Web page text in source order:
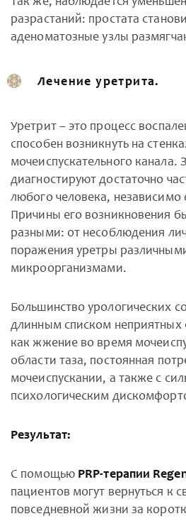
разрастаний: простата
аденоматозные узлы
Лечение уретрита.
Уретрит – это процесс
способен возникнуть на
мочеиспускательного канала.
диагностируют достаточно
любого человека, независимо
Причины его возникновения
разными: от несоблюдения
поражения уретры
микроорганизмами.
Большинство урологических
длинным списком неприятных
как жжение во время
области таза, постоянная
мочеиспускании, а также с
психологическим
Результат:
С помощью PRP-терапии
пациентов могут вернуться к
повседневной жизни за